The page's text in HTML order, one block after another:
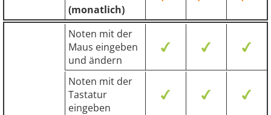
(monatlich)
Noten mit der
Maus eingeben
und ändern
Noten mit der
Tastatur
eingeben